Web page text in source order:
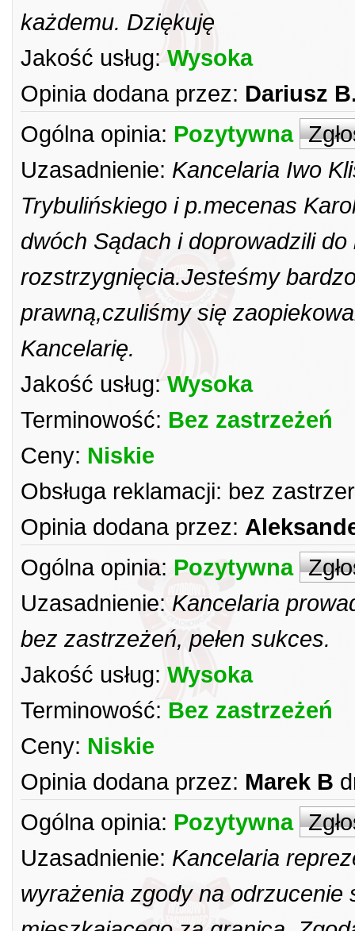
każdemu. Dziękuję
Jakość usług: Wysoka
Opinia dodana przez: Dariusz
Ogólna opinia: Pozytywna
Uzasadnienie: Kancelaria Iwo
Trybulińskiego i p.mecenas
dwóch Sądach i doprowadzili
rozstrzygnięcia.Jesteśmy
prawną,czuliśmy się
Kancelarię.
Jakość usług: Wysoka
Terminowość: Bez zastrzeżeń
Ceny: Niskie
Obsługa reklamacji: bez
Opinia dodana przez:
Ogólna opinia: Pozytywna
Uzasadnienie: Kancelaria
bez zastrzeżeń, pełen sukces.
Jakość usług: Wysoka
Terminowość: Bez zastrzeżeń
Ceny: Niskie
Opinia dodana przez: Marek B
Ogólna opinia: Pozytywna
Uzasadnienie: Kancelaria
wyrażenia zgody na odrzucenie